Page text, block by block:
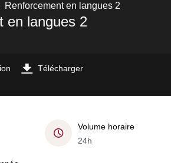
Renforcement en langues 2
en langues 2
Télécharger
Volume horaire
24h